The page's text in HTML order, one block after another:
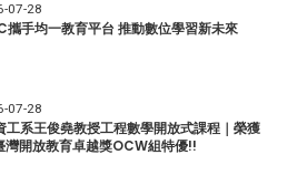
07-28
攜手均一教育平台 推動數位學習新未來
07-28
工系王俊堯教授工程數學開放式課程｜榮獲
灣開放教育卓越獎OCW組特優!!